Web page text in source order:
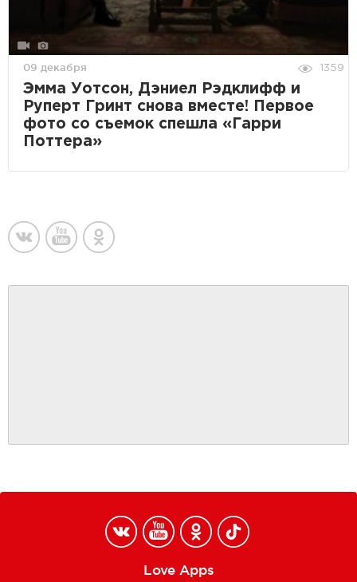
09 декабря 1359
Эмма Уотсон, Дэниел Рэдклифф и
Руперт Гринт снова вместе! Первое
фото со съемок спешла «Гарри
Поттера»
Love Apps